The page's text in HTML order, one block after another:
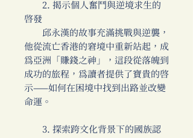
2. 揭示個人奮鬥與逆境求生的
啟發
邱永漢的故事充滿挑戰與逆襲，
他從流亡香港的窘境中重新站起，成
為亞洲「賺錢之神」，這段從落魄到
成功的旅程，為讀者提供了寶貴的啟
示——如何在困境中找到出路並改變
命運。
3. 探索跨文化背景下的國族認